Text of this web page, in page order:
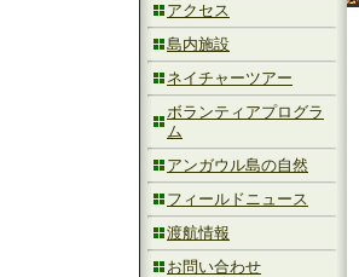
アクセス
島内施設
ネイチャーツアー
ボランティアプログラ
ム
アンガウル島の自然
フィールドニュース
渡航情報
お問い合わせ